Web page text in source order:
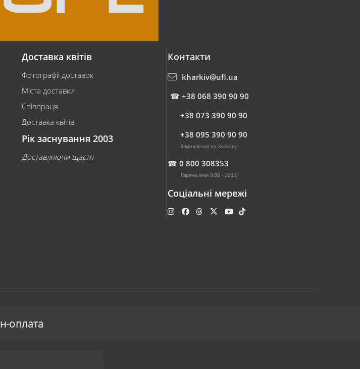
Доставка квітів
Фотографії доставок
Міста доставки
Співпраця
Доставка квітів
Рік заснування 2003
Доставляючи щастя
Контакти
kharkiv@ufl.ua
☎ +38 068 390 90 90
+38 073 390 90 90
+38 095 390 90 90
Замовлення по Харкову
☎ 0 800 308353
Гаряча лінія 8:00 - 20:00
Соціальні мережі